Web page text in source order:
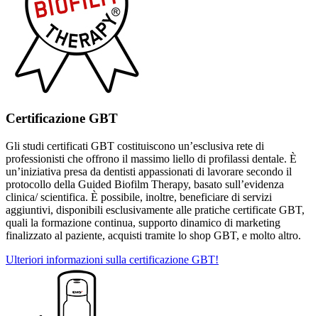
Certificazione GBT
Gli studi certificati GBT costituiscono un’esclusiva rete di
professionisti che offrono il massimo liello di profilassi dentale. È
un’iniziativa presa da dentisti appassionati di lavorare secondo il
protocollo della Guided Biofilm Therapy, basato sull’evidenza
clinica/ scientifica. È possibile, inoltre, beneficiare di servizi
aggiuntivi, disponibili esclusivamente alle pratiche certificate GBT,
quali la formazione continua, supporto dinamico di marketing
finalizzato al paziente, acquisti tramite lo shop GBT, e molto altro.
Ulteriori informazioni sulla certificazione GBT!